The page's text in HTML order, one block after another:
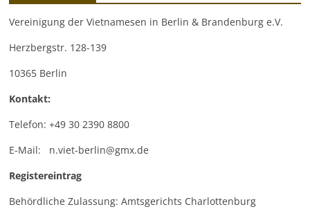
Vereinigung der Vietnamesen in Berlin & Brandenburg e.V.
Herzbergstr. 128-139
10365 Berlin
Kontakt:
Telefon: +49 30 2390 8800
E-Mail: n.viet-berlin@gmx.de
Registereintrag
Behördliche Zulassung: Amtsgerichts Charlottenburg